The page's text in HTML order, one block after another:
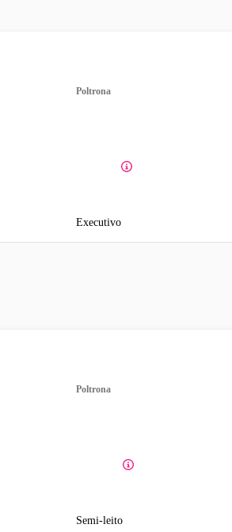
Poltrona
Executivo
Poltrona
Semi-leito